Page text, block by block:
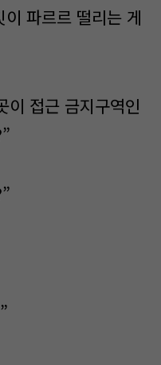
파르르 떨리는 게
이 접근 금지구역인